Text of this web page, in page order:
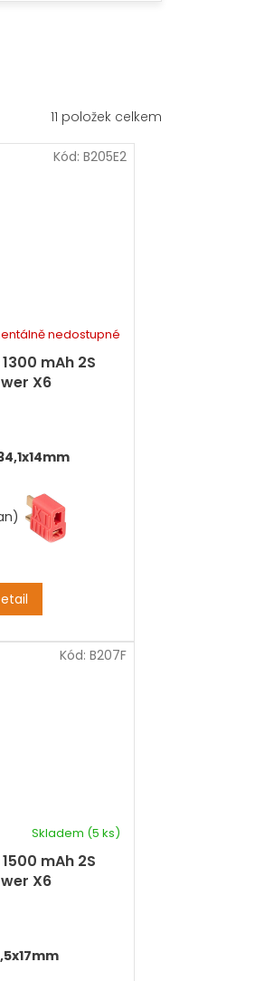
11 položek celkem
mAh 2S
X6
nedostupné
Kód: B205E2
mAh 2S
X6
Skladem (5 ks)
Kód: B207F